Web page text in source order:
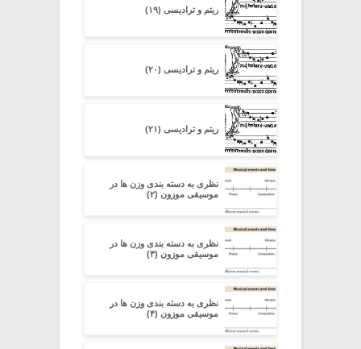
ریتم و ترادیسی (۱۹)
ریتم و ترادیسی (۲۰)
ریتم و ترادیسی (۲۱)
نظری به دسته ‏بندی وزن‏ ها در
موسیقی موزون (۲)
نظری به دسته ‏بندی وزن‏ ها در
موسیقی موزون (۳)
نظری به دسته ‏بندی وزن‏ ها در
موسیقی موزون (۴)